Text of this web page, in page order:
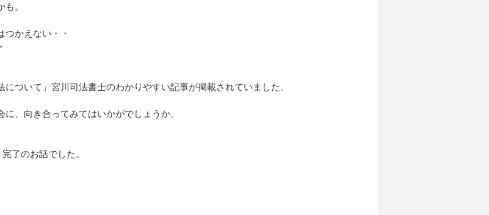
。
かえない・・
ついて」宮川司法書士のわかりやすい記事が掲載されていました。
、向き合ってみてはいかがでしょうか。
了のお話でした。